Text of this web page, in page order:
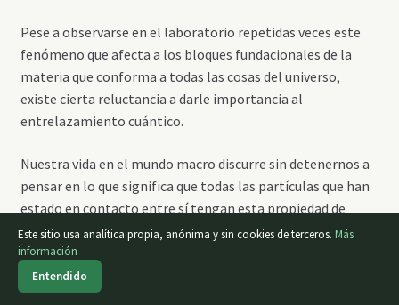
Pese a observarse en el laboratorio repetidas veces este
fenómeno que afecta a los bloques fundacionales de la
materia que conforma a todas las cosas del universo,
existe cierta reluctancia a darle importancia al
entrelazamiento cuántico.
Nuestra vida en el mundo macro discurre sin detenernos a
pensar en lo que significa que todas las partículas que han
estado en contacto entre sí tengan esta propiedad de
conexión cuántica instántanea: no se nos ocurre pensar
que estamos entrelazados con ciertas personas, con
ciertos objetos, con ciertas ideas que
a distancia.
Buscar
Buscar
Este sitio usa analítica propia, anónima y sin cookies de terceros. Más
información
Entendido